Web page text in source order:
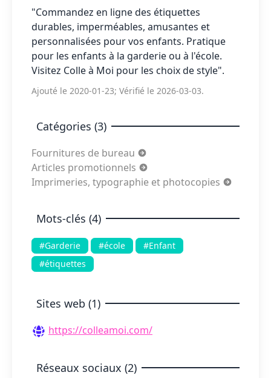
"Commandez en ligne des étiquettes
durables, imperméables, amusantes et
personnalisées pour vos enfants. Pratique
pour les enfants à la garderie ou à l'école.
Visitez Colle à Moi pour les choix de style".
Ajouté le 2020-01-23; Vérifié le 2026-03-03.
Catégories (3)
Fournitures de bureau
Articles promotionnels
Imprimeries, typographie et photocopies
Mots-clés (4)
#Garderie #école
#Enfant
#étiquettes
Sites web (1)
https://colleamoi.com/
Réseaux sociaux (2)